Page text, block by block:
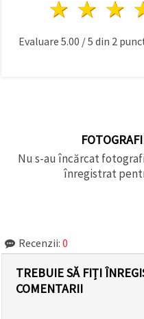
2
1 stea
Evaluare 5.00 /5 din 2
Nu s-au încărcat
înregistrat
Recenzii: 0
TREBUIE SĂ FIȚI
COMENTARII